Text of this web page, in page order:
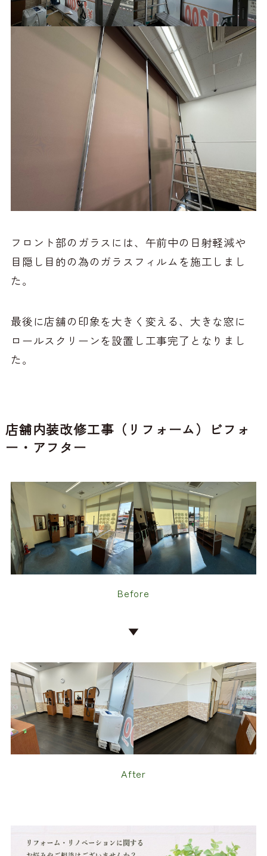
フロント部のガラスには、午前中の日射軽減や
目隠し目的の為のガラスフィルムを施工しまし
た。
最後に店舗の印象を大きく変える、大きな窓に
ロールスクリーンを設置し工事完了となりまし
た。
店舗内装改修工事（リフォーム）ビフォ
ー・アフター
Before
▼
After